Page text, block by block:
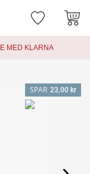
MED KLARNA
SPAR 23,00 kr